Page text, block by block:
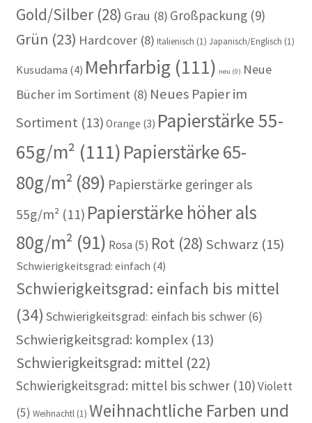
Gold/Silber(28) Grau (8) Großpackung(9)
Grün (23) Hardcover(8) Italienisch (1) Japanisch/Englisch (1)
Kusudama (4) Mehrfarbig(111) neu (0) Neue
Bücher im Sortiment (8) Neues Papier im
Sortiment(13) Orange (3) Papierstärke 55-
65g/m² (111) Papierstärke 65-
80g/m²(89) Papierstärke geringer als
55g/m²(11) Papierstärke höher als
80g/m² (91) Rosa (5) Rot(28) Schwarz (15)
Schwierigkeitsgrad: einfach (4)
Schwierigkeitsgrad: einfach bis mittel
(34) Schwierigkeitsgrad: einfach bis schwer(6)
Schwierigkeitsgrad: komplex(13)
Schwierigkeitsgrad: mittel (22)
Schwierigkeitsgrad: mittel bis schwer(10)Violett
(5) Weihnachtl(1) Weihnachtliche Farben und